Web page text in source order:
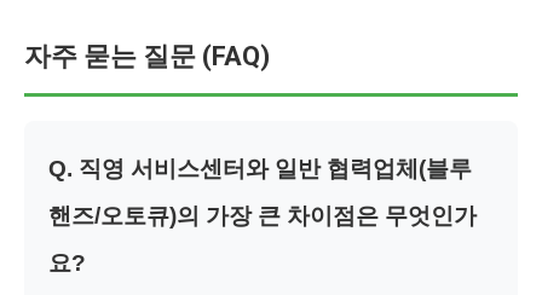
자주 묻는 질문 (FAQ)
Q. 직영 서비스센터와 일반 협력업체(블루
핸즈/오토큐)의 가장 큰 차이점은 무엇인가
요?